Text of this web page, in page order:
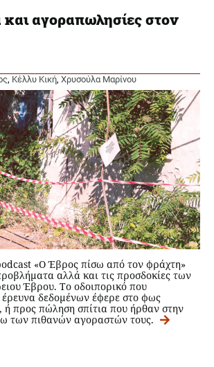
και αγοραπωλησίες στον
, Κέλλυ Κική, Χρυσούλα Μαρίνου
«Ο Έβρος πίσω από τον φράχτη»
αλλά και τις προσδοκίες των
Έβρου. Το οδοιπορικό που
έρευνα δεδομένων έφερε στο φως
ή προς πώληση σπίτια που ήρθαν στην
των πιθανών αγοραστών τους.